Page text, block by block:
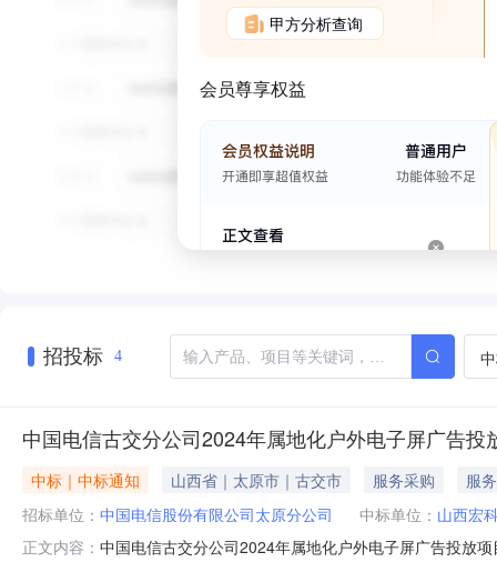
甲方分析查询
会员尊享权益
招投标 4
中国电信古交分公司2024年属地化户外电子屏广告投
中标｜中标通知 山西省｜太原市｜古交市 服务采购
服务
招标单位： 中国电信股份有限公司太原分公司 中标单位： 山西宏
正文内容： 中国电信古交分公司2024年属地化户外电子屏广告投放